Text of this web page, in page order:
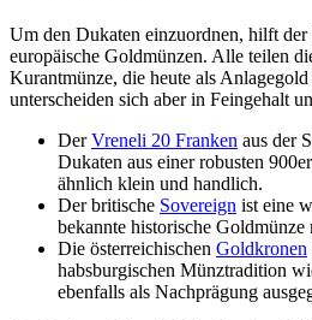
Um den Dukaten einzuordnen, hilft
europäische Goldmünzen. Alle teilen
Kurantmünze, die heute als
unterscheiden sich aber in Feingehalt
DerVreneli 20 Franken aus der
Dukaten aus einer robusten
ähnlich klein und handlich.
Der britische Sovereign ist eine
bekannte historische
Die österreichischen Goldkronen
habsburgischen Münztradition
ebenfalls als Nachprägung